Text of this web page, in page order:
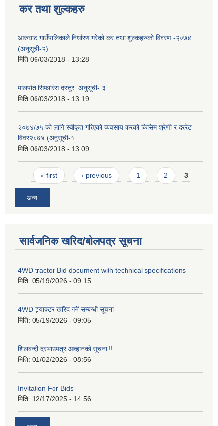
कर तथा शुल्कहरु
आरुघाट गाउँपालिकाले निर्धारण गरेको कर तथा शुल्कहरुको विवरण -२०७४
(अनुसूची-२)
मिति 06/03/2018 - 13:28
मालपोत सिफारिस दस्तुर: अनुसूची- ३
मिति 06/03/2018 - 13:19
२०७४/७५ को लागि स्वीकृत गरिएको व्यवसाय करको किसिम श्रेणी र दररेट
विवर२०७४ (अनुसूची-१
मिति 06/03/2018 - 13:09
Pages
« first ‹ previous 1 2 3
अन्य
सार्वजनिक खरिद/बोलपत्र सूचना
4WD tractor Bid document with technical specifications
मिति: 05/19/2026 - 09:15
4WD ट्याक्टर खरिद गर्ने सम्बन्धी सूचना
मिति: 05/19/2026 - 09:05
शिलबन्दी दरभाउपत्र आव्हानको सूचना !!
मिति: 01/02/2026 - 08:56
Invitation For Bids
मिति: 12/17/2025 - 14:56